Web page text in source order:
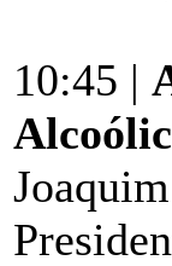
10:45 |